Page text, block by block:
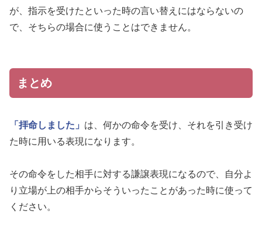
が、指示を受けたといった時の言い替えにはならないの
で、そちらの場合に使うことはできません。
まとめ
「拝命しました」 は、何かの命令を受け、それを引き受け
た時に用いる表現になります。
その命令をした相手に対する謙譲表現になるので、自分よ
り立場が上の相手からそういったことがあった時に使って
ください。